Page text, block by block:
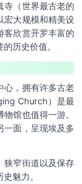
寺（世界最古老的
宏大规模和精美设
客欣赏开罗丰富的
历史价值。
心，拥有许多古老
Church）是最
馆也值得一游。
一面，呈现埃及多
狭窄街道以及保存
魅力。